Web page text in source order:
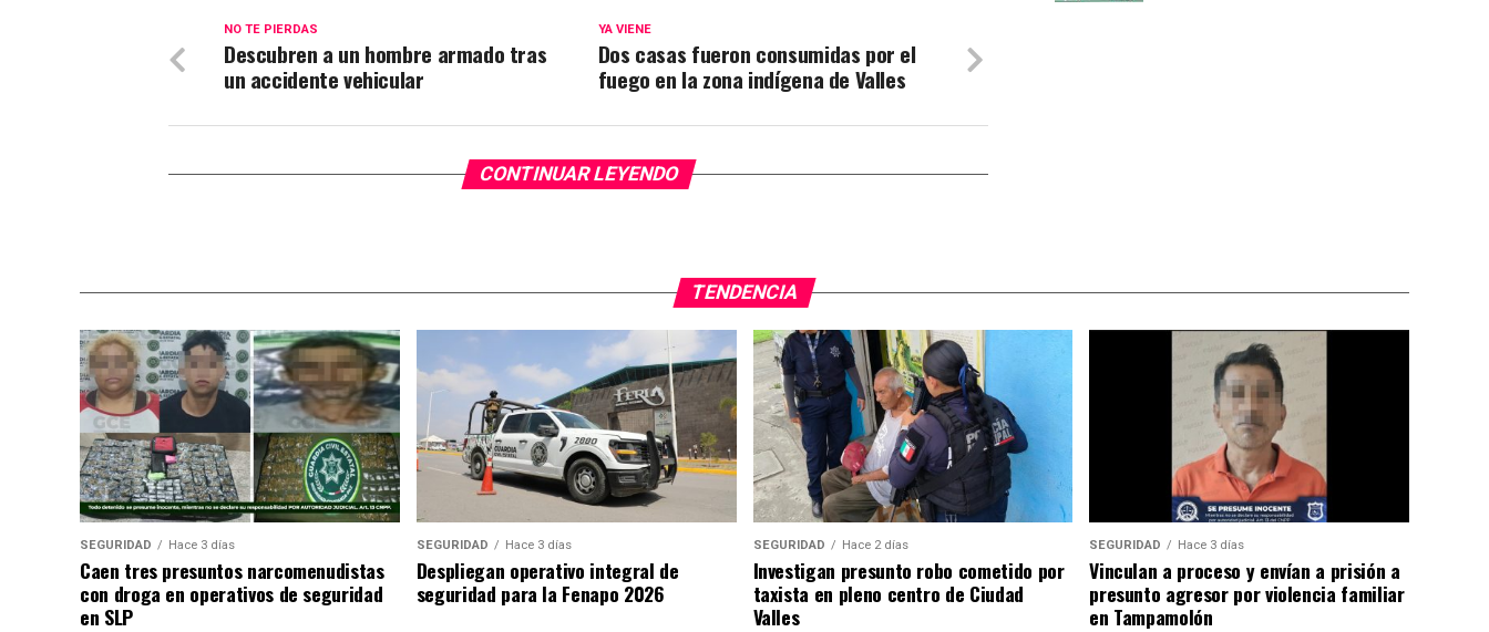
YA VIENE
Dos casas fueron consumidas por el
fuego en la zona indígena de Valles
NO TE PIERDAS
Descubren a un hombre armado tras
un accidente vehicular
CONTINUAR LEYENDO
TENDENCIA
SEGURIDAD Hace 3 días
Caen tres presuntos narcomenudistas
con droga en operativos de seguridad
en SLP
SEGURIDAD Hace 3 días
Despliegan operativo integral de
seguridad para la Fenapo 2026
SEGURIDAD Hace 2 días
Investigan presunto robo cometido por
taxista en pleno centro de Ciudad
Valles
SEGURIDAD Hace 3 días
Vinculan a proceso y envían a prisión a
presunto agresor por violencia familiar
en Tampamolón